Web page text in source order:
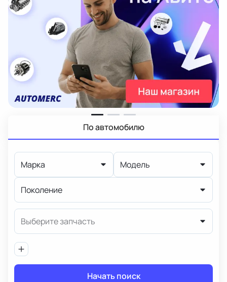
По автомобилю
Марка Модель
Поколение
Выберите запчасть
Начать поиск